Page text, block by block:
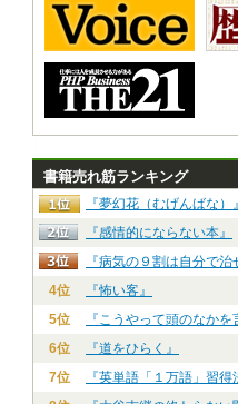
書籍売れ筋ランキング
『夢幻花（むげんばな）』
『感情的にならない本』
『病気の９割は自分で治
4位
『怖い客』
5位
『こうやって頭のなかを
6位
『道をひらく』
7位
『英単語「１万語」習得